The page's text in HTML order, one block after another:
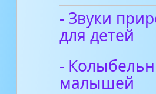
- Звуки
для детей
-
малышей